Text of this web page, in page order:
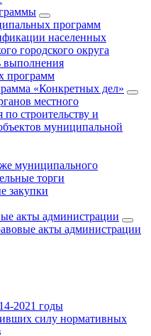
программ
населенных
городского округа
выполнения
программ
«Конкретных дел»
местного
по строительству и
муниципальной
муниципального
торги
закупки
акты администрации
акты администрации
2021 годы
силу нормативных